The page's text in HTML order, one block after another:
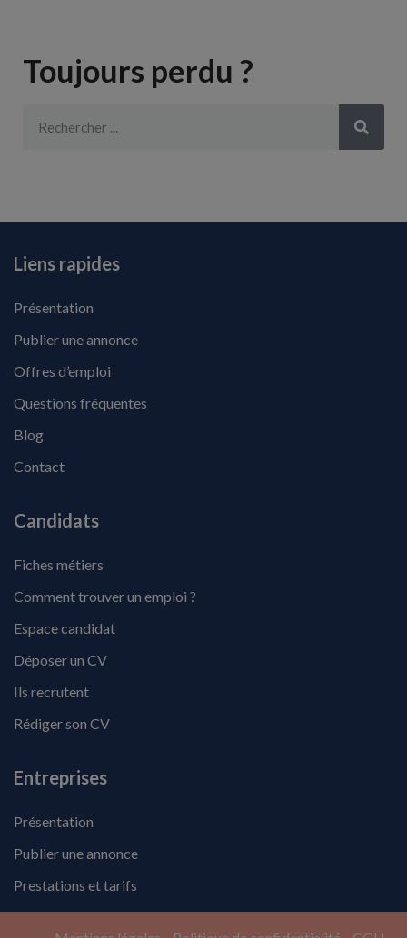
Toujours perdu ?
Liens rapides
Présentation
Publier une annonce
Offres d’emploi
Questions fréquentes
Blog
Contact
Candidats
Fiches métiers
Comment trouver un emploi ?
Espace candidat
Déposer un CV
Ils recrutent
Rédiger son CV
Entreprises
Présentation
Publier une annonce
Prestations et tarifs